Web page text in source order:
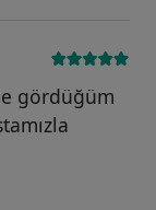
gördüğüm